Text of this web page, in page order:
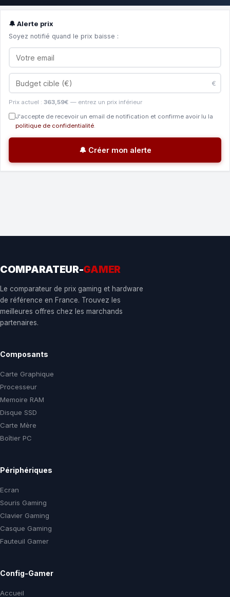
🔔 Alerte prix
Soyez notifié quand le prix baisse :
€
Prix actuel : 363,59€ — entrez un prix inférieur
J'accepte de recevoir un email de notification et confirme avoir lu la
politique de confidentialité.
🔔 Créer mon alerte
COMPARATEUR-GAMER
Le comparateur de prix gaming et hardware
de référence en France. Trouvez les
meilleures offres chez les marchands
partenaires.
Composants
Carte Graphique
Processeur
Memoire RAM
Disque SSD
Carte Mère
Boîtier PC
Périphériques
Ecran
Souris Gaming
Clavier Gaming
Casque Gaming
Fauteuil Gamer
Config-Gamer
Accueil